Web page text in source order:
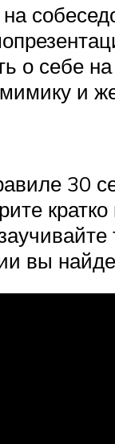
на
о себе
и
30
вы